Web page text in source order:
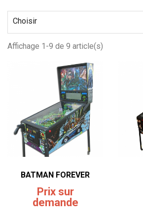
Choisir
Affichage 1-9 de 9 article(s)
BATMAN FOREVER
Prix sur
demande